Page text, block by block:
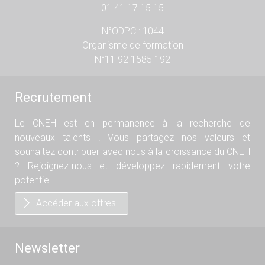
01 41 17 15 15
N°ODPC : 1044
Organisme de formation
N°11 92 1585 192
Recrutement
Le CNEH est en permanence à la recherche de
nouveaux talents ! Vous partagez nos valeurs et
souhaitez contribuer avec nous à la croissance du CNEH
? Rejoignez-nous et développez rapidement votre
potentiel.
Accéder aux offres
Newsletter